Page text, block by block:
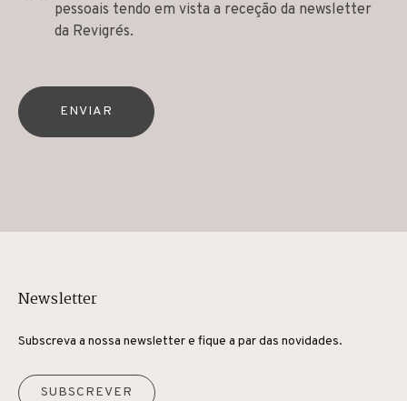
pessoais tendo em vista a receção da newsletter
da Revigrés.
ENVIAR
Newsletter
Subscreva a nossa newsletter e fique a par das novidades.
SUBSCREVER